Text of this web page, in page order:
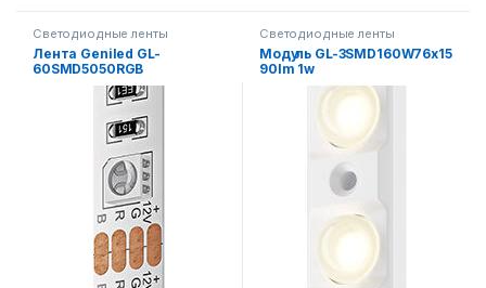
Светодиодные ленты
Лента Geniled GL-
60SMD5050RGB
Светодиодные ленты
Модуль GL-3SMD160W76x15
90lm 1w